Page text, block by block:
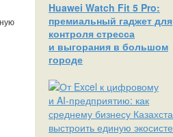
Huawei Watch Fit 5 Pro:
премиальный гаджет для
контроля стресса
и выгорания в большом
городе